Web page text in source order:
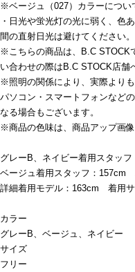
※ベージュ（027）カラーについ
・日光や蛍光灯の光に弱く、色
間の直射日光は避けてください。
※こちらの商品は、B.C STOCK
い合わせの際はB.C STOCK店舗
※照明の関係により、実際より
パソコン・スマートフォンなど
なる場合もございます。
※商品の色味は、商品アップ画像
グレーB、ネイビー着用スタッ
ベージュ着用スタッフ：157cm
詳細着用モデル：163cm 着用
カラー
グレーB、ベージュ、ネイビー
サイズ
フリー